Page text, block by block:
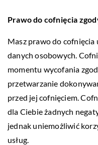
Prawo do cofnięcia
Masz prawo do
danych osobowych.
momentu wycofania
przetwarzanie
przed jej cofnięciem.
dla Ciebie żadnych
jednak uniemożliwić
usług.